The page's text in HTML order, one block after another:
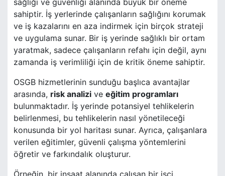
sağlığı ve güvenliği alanında büyük bir öneme
sahiptir. İş yerlerinde çalışanların sağlığını korumak
ve iş kazalarını en aza indirmek için birçok strateji
ve uygulama sunar. Bir iş yerinde sağlıklı bir ortam
yaratmak, sadece çalışanların refahı için değil, aynı
zamanda iş verimliliği için de kritik öneme sahiptir.
OSGB hizmetlerinin sunduğu başlıca avantajlar
arasında, risk analizi ve eğitim programları
bulunmaktadır. İş yerinde potansiyel tehlikelerin
belirlenmesi, bu tehlikelerin nasıl yönetileceği
konusunda bir yol haritası sunar. Ayrıca, çalışanlara
verilen eğitimler, güvenli çalışma yöntemlerini
öğretir ve farkındalık oluşturur.